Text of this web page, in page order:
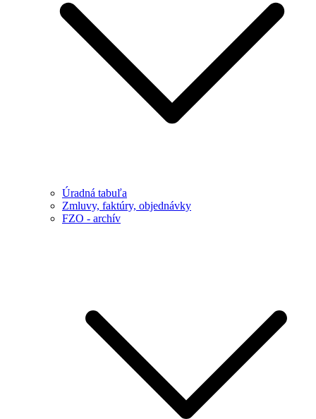
Úradná tabuľa
Zmluvy, faktúry, objednávky
FZO - archív